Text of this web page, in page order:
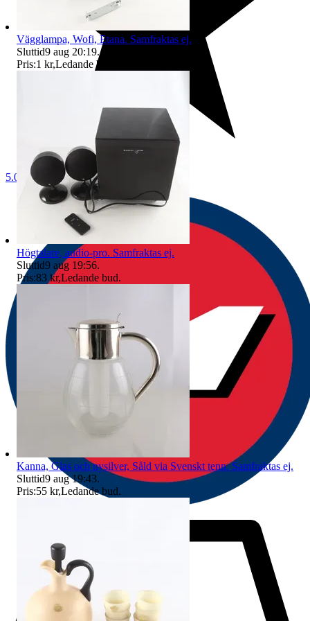
5.0
Vägglampa, Wofi, Etana. Samfraktas ej.
Sluttid9 aug 20:19.
Pris:1 kr,Ledande bud
Högtalare, audio-pro. Samfraktas ej.
Sluttid9 aug 19:56.
Pris:83 kr,Ledande bud.
Kanna, Glas och nysilver, Såld via Svenskt tenn. Samfraktas ej.
Sluttid9 aug 19:43.
Pris:55 kr,Ledande bud.